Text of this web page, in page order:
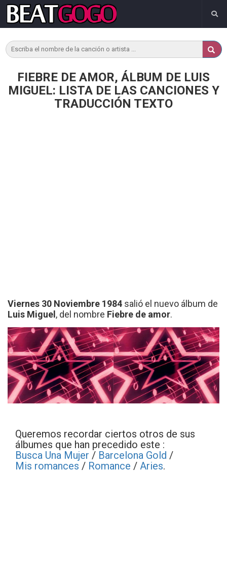
FIEBRE DE AMOR, ÁLBUM DE LUIS
MIGUEL: LISTA DE LAS CANCIONES Y
TRADUCCIÓN TEXTO
Viernes 30 Noviembre 1984 salió el nuevo álbum de
Luis Miguel , del nombre Fiebre de amor.
Queremos recordar ciertos otros de sus
álbumes que han precedido este :
Busca Una Mujer / Barcelona Gold /
Mis romances / Romance / Aries.